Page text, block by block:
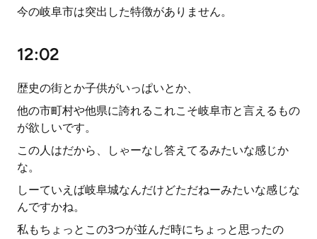
今の岐阜市は突出した特徴がありません。
12:02
歴史の街とか子供がいっぱいとか、
他の市町村や他県に誇れるこれこそ岐阜市と言えるもの
が欲しいです。
この人はだから、しゃーなし答えてるみたいな感じか
な。
しーていえば岐阜城なんだけどただねーみたいな感じな
んですかね。
私もちょっとこの3つが並んだ時にちょっと思ったの